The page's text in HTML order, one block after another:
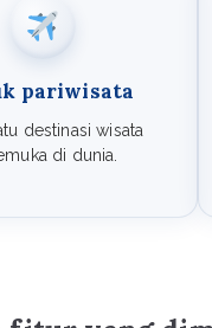
pariwisata
destinasi wisata
di dunia.